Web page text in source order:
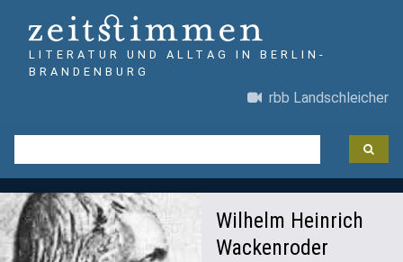
LITERATUR UND ALLTAG IN BERLIN-
BRANDENBURG
rbb Landschleicher
Wilhelm Heinrich
Wackenroder